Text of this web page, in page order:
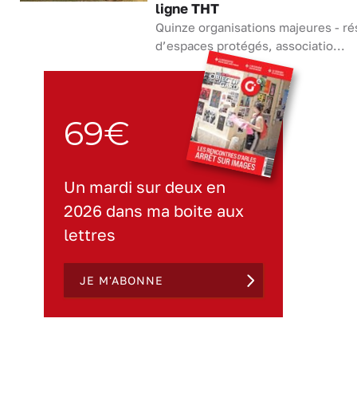
ligne THT
Quinze organisations majeures -
d’espaces protégés, associatio...
69€
Un mardi sur deux en
2026 dans ma boite aux
lettres
JE M'ABONNE